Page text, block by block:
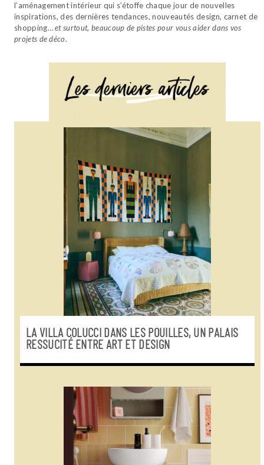
l’aménagement intérieur qui s’étoffe chaque jour de nouvelles
inspirations, des dernières tendances, nouveautés design, carnet de
shopping…et surtout, beaucoup de pistes pour vous aider dans vos
projets de déco.
LA VILLA COLUCCI DANS LES POUILLES, UN PALAIS
RESSUCITÉ ENTRE ART ET DESIGN